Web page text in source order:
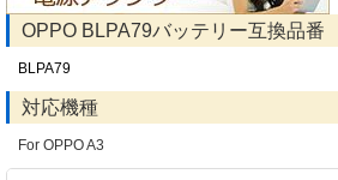
OPPO BLPA79バッテリー互換品番
BLPA79
対応機種
For OPPO A3